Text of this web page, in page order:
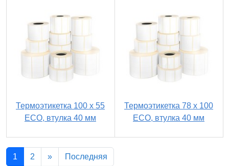
Термоэтикетка 100 х 55
ECO, втулка 40 мм
Термоэтикетка 78 х 100
ECO, втулка 40 мм
1 2 » Последняя